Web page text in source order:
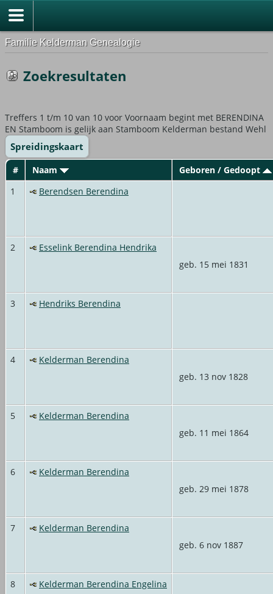
Familie Kelderman Genealogie
Zoekresultaten
Treffers 1 t/m 10 van 10 voor Voornaam begint met BERENDINA
EN Stamboom is gelijk aan Stamboom Kelderman bestand Wehl
Spreidingskaart
# Naam
Geboren / Gedoopt
1
Berendsen Berendina
2
Esselink Berendina Hendrika
geb. 15 mei 1831
3 Hendriks Berendina
4
Kelderman Berendina
geb. 13 nov 1828
5
Kelderman Berendina
geb. 11 mei 1864
6
Kelderman Berendina
geb. 29 mei 1878
7
Kelderman Berendina
geb. 6 nov 1887
8
Kelderman Berendina Engelina